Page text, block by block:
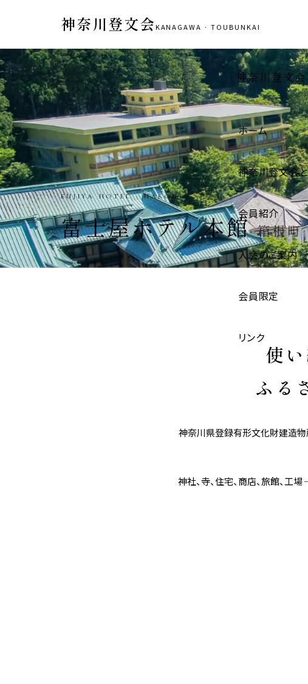
神奈川登文会KANAGAWA · TOUBUNKAI
神奈川登文会
ホーム
神奈川登文会
会員紹介
入会のご案内
会員限定
リンク
IGARASHI STORE · HADANO
五十嵐商店 秦野市
使
ふる
神奈川県登録有形文化財建造物
神社、寺、住宅、商店、旅館、